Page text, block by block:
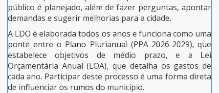
público é planejado, além de fazer perguntas, apontar
demandas e sugerir melhorias para a cidade.
A LDO é elaborada todos os anos e funciona como uma
ponte entre o Plano Plurianual (PPA 2026-2029), que
estabelece objetivos de médio prazo, e a Lei
Orçamentária Anual (LOA), que detalha os gastos de
cada ano. Participar deste processo é uma forma direta
de influenciar os rumos do município.